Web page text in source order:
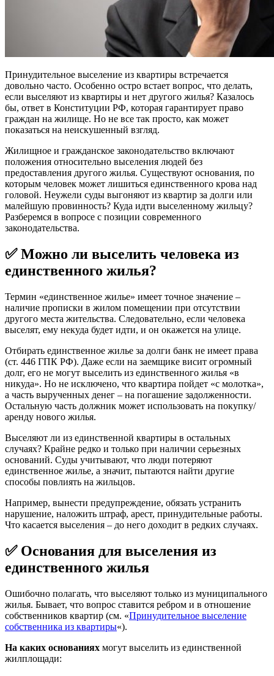
Принудительное выселение из квартиры встречается
довольно часто. Особенно остро встает вопрос, что делать,
если выселяют из квартиры и нет другого жилья? Казалось
бы, ответ в Конституции РФ, которая гарантирует право
граждан на жилище. Но не все так просто, как может
показаться на неискушенный взгляд.
Жилищное и гражданское законодательство включают
положения относительно выселения людей без
предоставления другого жилья. Существуют основания, по
которым человек может лишиться единственного крова над
головой. Неужели суды выгоняют из квартир за долги или
малейшую провинность? Куда идти выселенному жильцу?
Разберемся в вопросе с позиции современного
законодательства.
✅Можно ли выселить человека из
единственного жилья?
Термин «единственное жилье» имеет точное значение –
наличие прописки в жилом помещении при отсутствии
другого места жительства. Следовательно, если человека
выселят, ему некуда будет идти, и он окажется на улице.
Отбирать единственное жилье за долги банк не имеет права
(ст. 446 ГПК РФ). Даже если на заемщике висит огромный
долг, его не могут выселить из единственного жилья «в
никуда». Но не исключено, что квартира пойдет «с молотка»,
а часть вырученных денег – на погашение задолженности.
Остальную часть должник может использовать на покупку/
аренду нового жилья.
Выселяют ли из единственной квартиры в остальных
случаях? Крайне редко и только при наличии серьезных
оснований. Суды учитывают, что люди потеряют
единственное жилье, а значит, пытаются найти другие
способы повлиять на жильцов.
Например, вынести предупреждение, обязать устранить
нарушение, наложить штраф, арест, принудительные работы.
Что касается выселения – до него доходит в редких случаях.
✅ Основания для выселения из
единственного жилья
Ошибочно полагать, что выселяют только из муниципального
жилья. Бывает, что вопрос ставится ребром и в отношение
собственников квартир (см. «Принудительное выселение
собственника из квартиры«).
На каких основаниях могут выселить из единственной
жилплощади: